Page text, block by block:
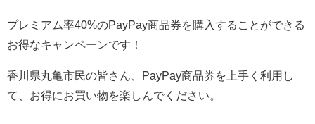
プレミアム率40%のPayPay商品券を購入することができる
お得なキャンペーンです！
香川県丸亀市民の皆さん、PayPay商品券を上手く利用し
て、お得にお買い物を楽しんでください。